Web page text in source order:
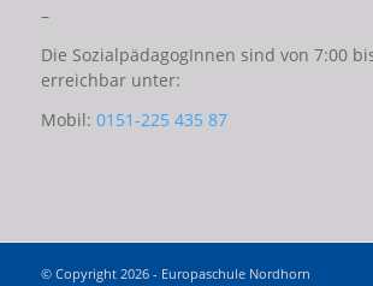
–
Die SozialpädagogInnen sind von 7:00
erreichbar unter:
Mobil: 0151-225 435 87
© Copyright 2026 - Europaschule Nordhorn